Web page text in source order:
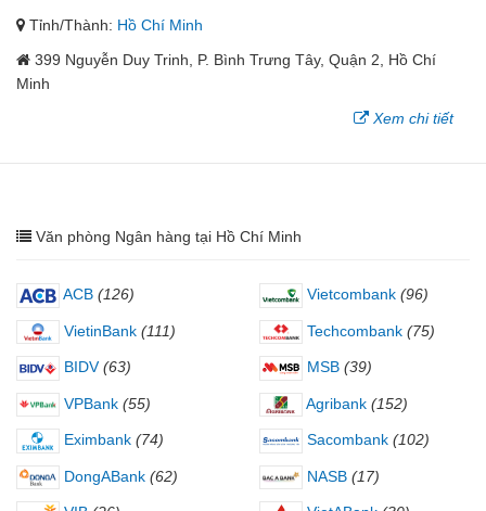
Tỉnh/Thành: Hồ Chí Minh
399 Nguyễn Duy Trinh, P. Bình Trưng Tây, Quận 2, Hồ Chí
Minh
Xem chi tiết
Văn phòng Ngân hàng tại Hồ Chí Minh
ACB (126) Vietcombank (96)
VietinBank (111) Techcombank (75)
BIDV (63) MSB (39)
VPBank (55) Agribank (152)
Eximbank (74) Sacombank (102)
DongABank (62) NASB (17)